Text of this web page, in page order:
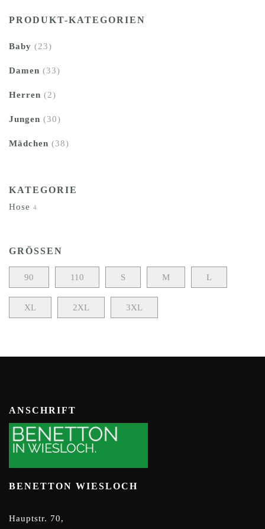
PRODUKT-KATEGORIEN
Baby (23)
Damen (33)
Herren (2)
Jungen (30)
Mädchen (38)
KATEGORIE
Hose 4
GRÖSSEN
90 110 S M L
XL 2XL 3XL
ANSCHRIFT
BENETTON WIESLOCH
Hauptstr. 70,